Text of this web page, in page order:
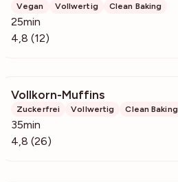
Vegan Vollwertig Clean Baking
25min
4,8 (12)
Vollkorn-Muffins
Zuckerfrei Vollwertig Clean Baking
35min
4,8 (26)